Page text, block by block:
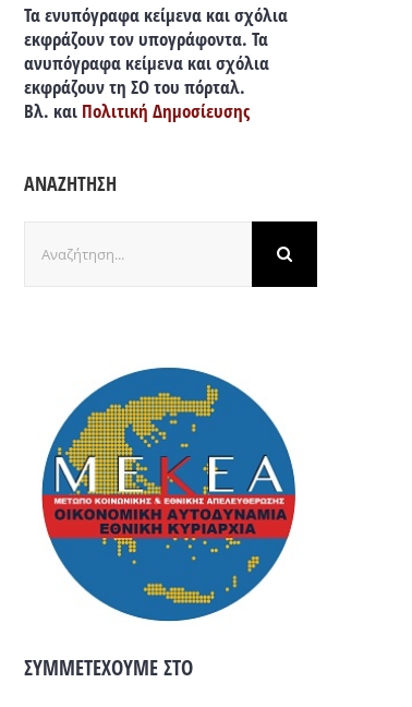
Τα ενυπόγραφα κείμενα και σχόλια
εκφράζουν τον υπογράφοντα. Τα
ανυπόγραφα κείμενα και σχόλια
εκφράζουν τη ΣΟ του πόρταλ.
Βλ. και Πολιτική Δημοσίευσης
ΑΝΑΖΗΤΗΣΗ
για:
ΣΥΜΜΕΤΕΧΟΥΜΕ ΣΤΟ